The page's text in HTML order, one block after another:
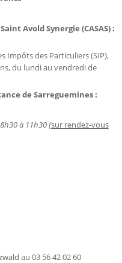
Avold Synergie (CASAS) :
Impôts des Particuliers (SIP),
du lundi au vendredi de
de Sarreguemines :
à 11h30 (sur rendez-vous
au 03 56 42 02 60